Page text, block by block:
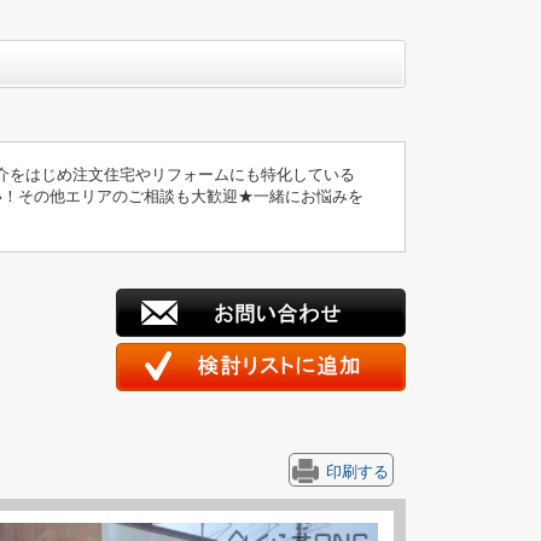
はじめ注文住宅やリフォームにも特化している
その他エリアのご相談も大歓迎★一緒にお悩みを
印刷する